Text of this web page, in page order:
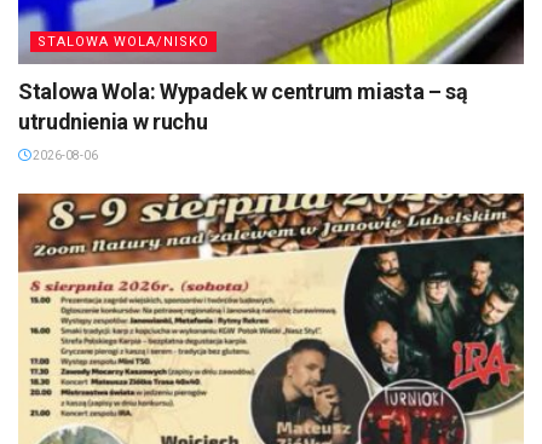
STALOWA WOLA/NISKO
Stalowa Wola: Wypadek w centrum miasta – są
utrudnienia w ruchu
2026-08-06